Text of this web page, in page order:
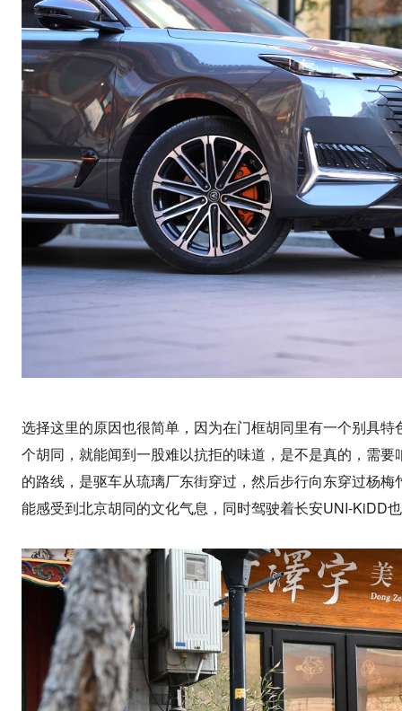
选择这里的原因也很简单，因为在门框胡同里有一个别具
个胡同，就能闻到一股难以抗拒的味道，是不是真的，需
的路线，是驱车从琉璃厂东街穿过，然后步行向东穿过杨
能感受到北京胡同的文化气息，同时驾驶着长安UNI-KiDD